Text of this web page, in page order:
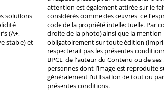
solutions
(A+,
stable) et
attention est également attirée sur le
considérés comme des œuvres de
code de la propriété intellectuelle. Par
droite de la photo) ainsi que la mention
obligatoirement sur toute édition
respecterait pas les présentes
BPCE, de l'auteur du Contenu ou de
personnes dont l’image est reproduite
généralement l’utilisation de tout ou
présentes conditions.